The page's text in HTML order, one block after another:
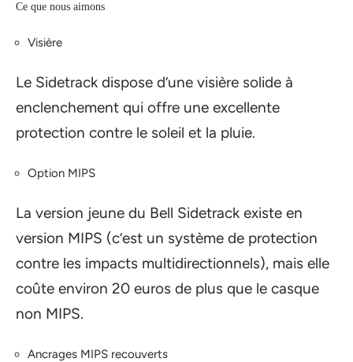
Ce que nous aimons
Visière
Le Sidetrack dispose d’une visière solide à
enclenchement qui offre une excellente
protection contre le soleil et la pluie.
Option MIPS
La version jeune du Bell Sidetrack existe en
version MIPS (c’est un système de protection
contre les impacts multidirectionnels), mais elle
coûte environ 20 euros de plus que le casque
non MIPS.
Ancrages MIPS recouverts